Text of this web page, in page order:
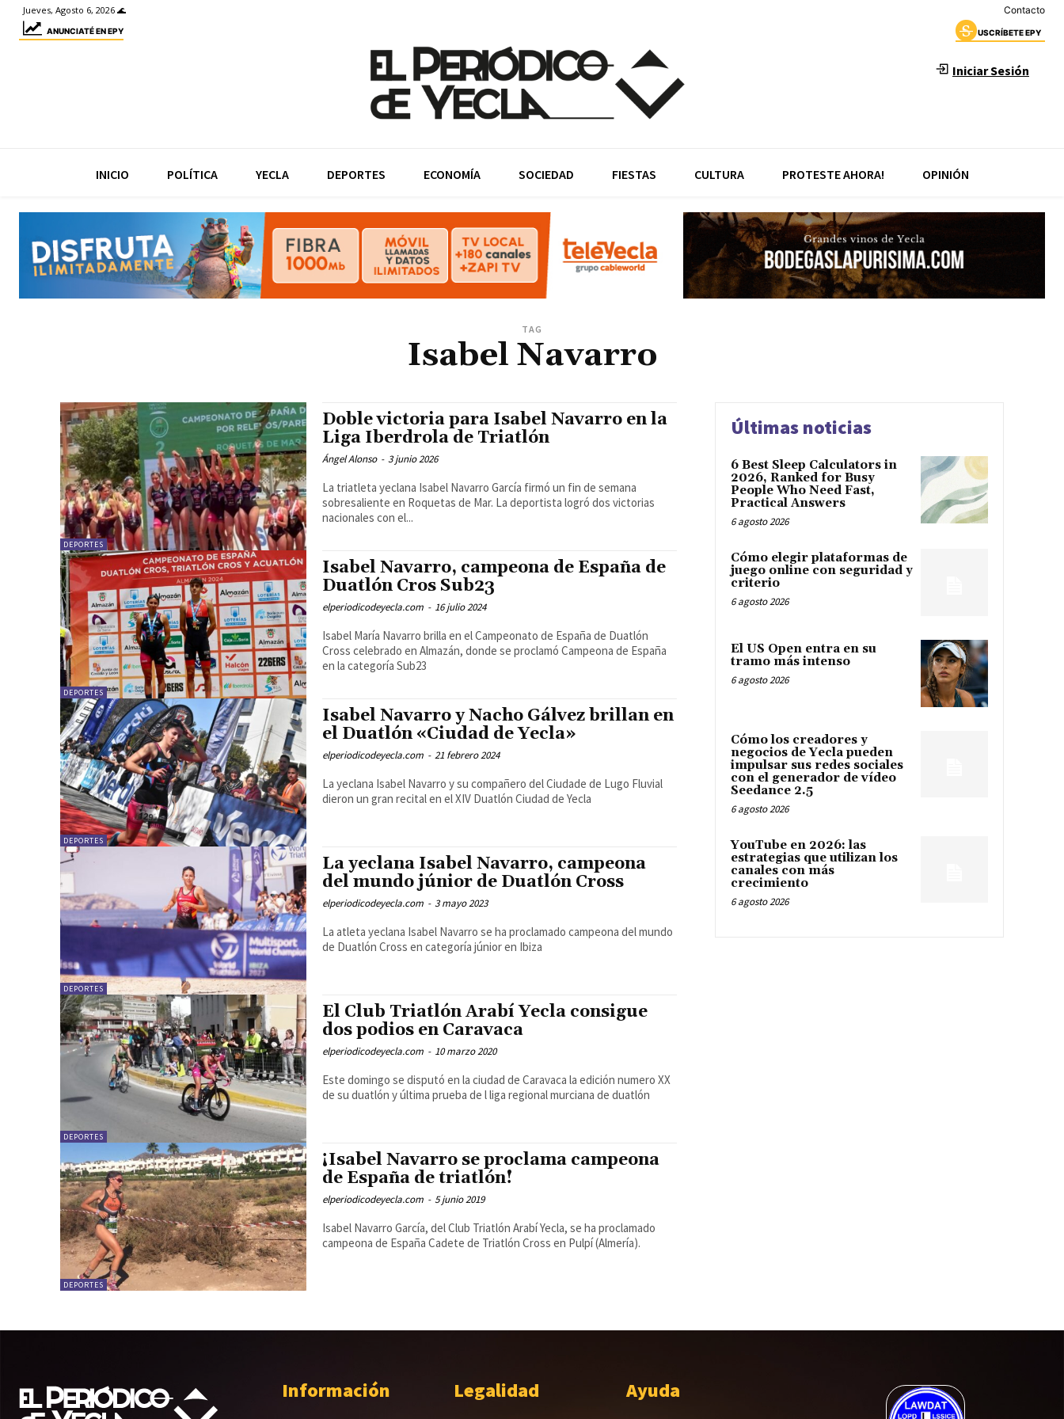
Jueves, Agosto 6, 2026 🌊 Contacto
ANUNCIATÉ EN EPY USCRÍBETE EPY
Iniciar Sesión
INICIO POLÍTICA YECLA DEPORTES ECONOMÍA SOCIEDAD FIESTAS CULTURA PROTESTE AHORA! OPINIÓN
TAG
Isabel Navarro
DEPORTES
Doble victoria para Isabel Navarro en la
Liga Iberdrola de Triatlón
Ángel Alonso - 3 junio 2026
La triatleta yeclana Isabel Navarro García firmó un fin de semana
sobresaliente en Roquetas de Mar. La deportista logró dos victorias
nacionales con el...
DEPORTES
Isabel Navarro, campeona de España de
Duatlón Cros Sub23
elperiodicodeyecla.com - 16 julio 2024
Isabel María Navarro brilla en el Campeonato de España de Duatlón
Cross celebrado en Almazán, donde se proclamó Campeona de España
en la categoría Sub23
DEPORTES
Isabel Navarro y Nacho Gálvez brillan en
el Duatlón «Ciudad de Yecla»
elperiodicodeyecla.com - 21 febrero 2024
La yeclana Isabel Navarro y su compañero del Ciudade de Lugo Fluvial
dieron un gran recital en el XIV Duatlón Ciudad de Yecla
DEPORTES
La yeclana Isabel Navarro, campeona
del mundo júnior de Duatlón Cross
elperiodicodeyecla.com - 3 mayo 2023
La atleta yeclana Isabel Navarro se ha proclamado campeona del mundo
de Duatlón Cross en categoría júnior en Ibiza
DEPORTES
El Club Triatlón Arabí Yecla consigue
dos podios en Caravaca
elperiodicodeyecla.com - 10 marzo 2020
Este domingo se disputó en la ciudad de Caravaca la edición numero XX
de su duatlón y última prueba de l liga regional murciana de duatlón
DEPORTES
¡Isabel Navarro se proclama campeona
de España de triatlón!
elperiodicodeyecla.com - 5 junio 2019
Isabel Navarro García, del Club Triatlón Arabí Yecla, se ha proclamado
campeona de España Cadete de Triatlón Cross en Pulpí (Almería).
Últimas noticias
6 Best Sleep Calculators in
2026, Ranked for Busy
People Who Need Fast,
Practical Answers
6 agosto 2026
Cómo elegir plataformas de
juego online con seguridad y
criterio
6 agosto 2026
El US Open entra en su
tramo más intenso
6 agosto 2026
Cómo los creadores y
negocios de Yecla pueden
impulsar sus redes sociales
con el generador de vídeo
Seedance 2.5
6 agosto 2026
YouTube en 2026: las
estrategias que utilizan los
canales con más
crecimiento
6 agosto 2026
Información Legalidad Ayuda